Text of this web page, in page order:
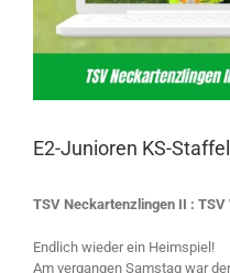
E2-Junioren KS-
TSV Neckartenzlingen II :
Endlich wieder ein Heimspiel!
Am vergangen Samstag war